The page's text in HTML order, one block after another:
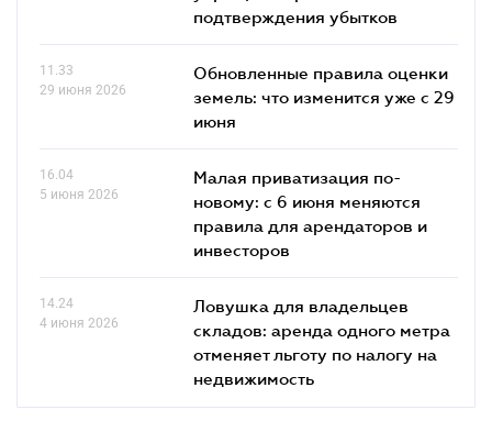
подтверждения убытков
11.33
29 июня 2026
Обновленные правила оценки
земель: что изменится уже с 29
июня
16.04
5 июня 2026
Малая приватизация по-
новому: с 6 июня меняются
правила для арендаторов и
инвесторов
14.24
4 июня 2026
Ловушка для владельцев
складов: аренда одного метра
отменяет льготу по налогу на
недвижимость